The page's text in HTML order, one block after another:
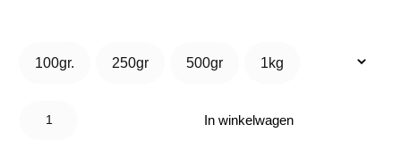
tot
100gr.
100gr.
250gr
250gr
500gr
500gr
1kg
1kg
Gesuikerde
In winkelwagen